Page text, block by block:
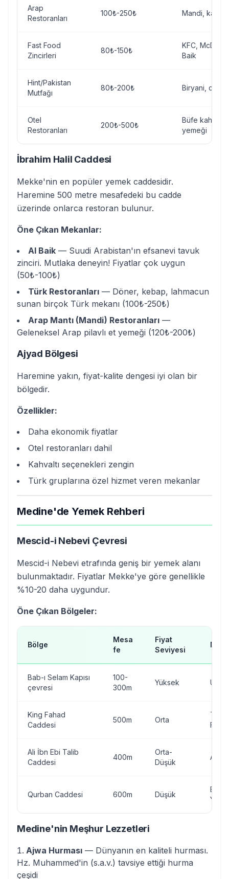
Arap
Restoranları
100₺-250₺ Mandi,
Fast Food
Zincirleri
80₺-150₺
KFC,
Baik
Hint/Pakistan
Mutfağı
80₺-200₺ Biryani, curry
Otel
Restoranları
200₺-500₺
Büfe kahvaltı
yemeği
İbrahim Halil Caddesi
Mekke'nin en popüler yemek caddesidir.
Haremine 500 metre mesafedeki bu cadde
üzerinde onlarca restoran bulunur.
Öne Çıkan Mekanlar:
Al Baik — Suudi Arabistan'ın efsanevi tavuk
zinciri. Mutlaka deneyin! Fiyatlar çok uygun
(50₺-100₺)
Türk Restoranları — Döner, kebap, lahmacun
sunan birçok Türk mekanı (100₺-250₺)
Arap Mantı (Mandi) Restoranları —
Geleneksel Arap pilavlı et yemeği (120₺-200₺)
Ajyad Bölgesi
Haremine yakın, fiyat-kalite dengesi iyi olan bir
bölgedir.
Özellikler:
Daha ekonomik fiyatlar
Otel restoranları dahil
Kahvaltı seçenekleri zengin
Türk gruplarına özel hizmet veren mekanlar
Medine'de Yemek Rehberi
Mescid-i Nebevi Çevresi
Mescid-i Nebevi etrafında geniş bir yemek alanı
bulunmaktadır. Fiyatlar Mekke'ye göre genellikle
%10-20 daha uygundur.
Öne Çıkan Bölgeler:
Bölge
Mesa
fe
Fiyat
Seviyesi
Bab-ı Selam Kapısı
çevresi
100-
300m
Yüksek
King Fahad
Caddesi
500m Orta
Fast
Ali İbn Ebi Talib
Caddesi
400m
Orta-
Düşük
Qurban Caddesi 600m Düşük
Yerel
Medine'nin Meşhur Lezzetleri
Ajwa Hurması — Dünyanın en kaliteli hurması.
Hz. Muhammed'in (s.a.v.) tavsiye ettiği hurma
çeşidi